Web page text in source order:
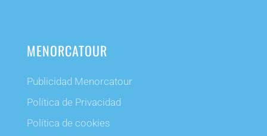
MENORCATOUR
Publicidad Menorcatour
Política de Privacidad
Política de cookies